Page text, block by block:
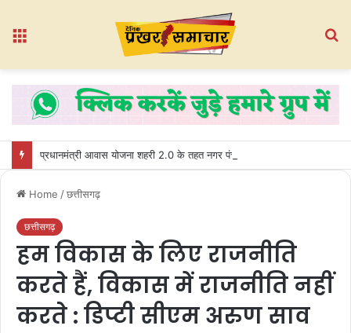
Home /छत्तीसगढ़
छत्तीसगढ़
हम विकास के लिए राजनीति
करते हैं, विकास में राजनीति नहीं
करते : डिप्टी सीएम अरुण साव